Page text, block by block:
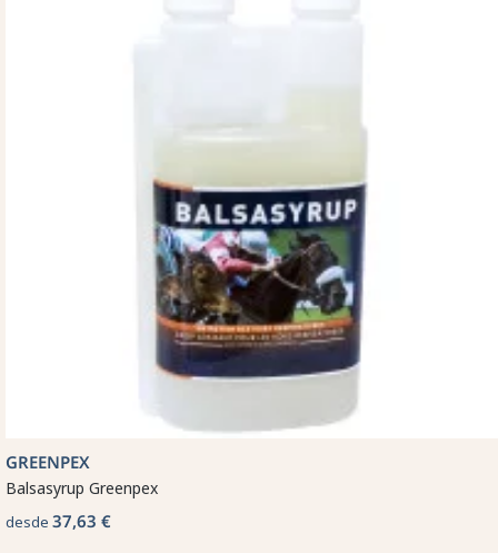
GREENPEX
Balsasyrup Greenpex
desde 37,63 €